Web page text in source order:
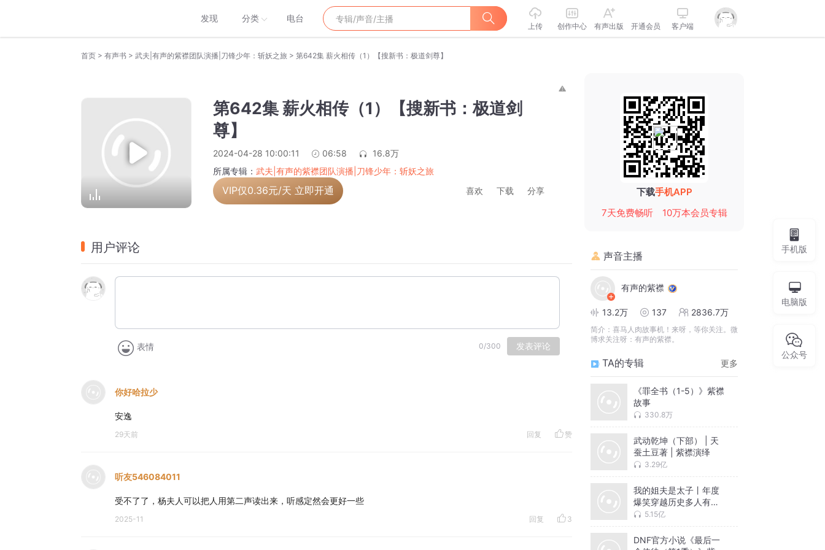
发现 分类 电台
上传 创作中心 有声出版 开通会员 客户端
首页 > 有声书 > 武夫|有声的紫襟团队演播|刀锋少年：斩妖之旅 > 第642集 薪火相传（1）【搜新书：极道剑尊】
第642集 薪火相传（1）【搜新书：极道剑
尊】
2024-04-28 10:00:11 06:58
16.8万
所属专辑： 武夫|有声的紫襟团队演播|刀锋少年：斩妖之旅
VIP仅0.36元/天 立即开通 喜欢 下载 分享
用户评论
表情 0/300 发表评论
你好哈拉少
安逸
29天前 回复 赞
听友546084011
受不了了，杨夫人可以把人用第二声读出来，听感定然会更好一些
2025-11 回复 3
下载手机APP
7天免费畅听
10万本会员专辑
声音主播
有声的紫襟
13.2万 137 2836.7万
简介： 喜马人肉故事机！来呀，等你关注。微
博求关注呀：有声的紫襟。
TA的专辑 更多
《罪全书（1-5）》紫襟
故事
330.8万
武动乾坤（下部） | 天
蚕土豆著 | 紫襟演绎
3.29亿
我的姐夫是太子丨年度
爆笑穿越历史多人有声
剧丨有声的紫襟监制作
5.15亿
DNF官方小说《最后一
手机版
电脑版
公众号